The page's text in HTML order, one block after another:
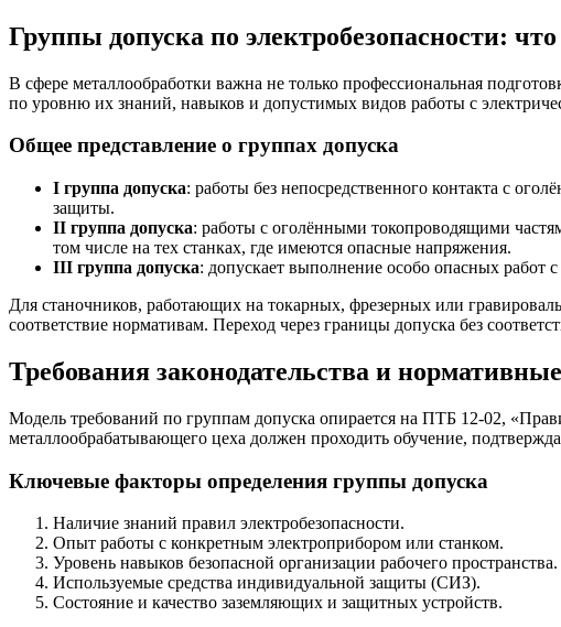
Группы допуска по электробезопасности:
В сфере металлообработки важна не только профессиональная
по уровню их знаний, навыков и допустимых видов работы с
Общее представление о группах допуска
I группа допуска: работы без непосредственного контакта с
защиты.
II группа допуска: работы с оголёнными токопроводящими
том числе на тех станках, где имеются опасные напряжения.
III группа допуска: допускает выполнение особо опасных
Для станочников, работающих на токарных, фрезерных или
соответствие нормативам. Переход через границы допуска без
Требования законодательства и
Модель требований по группам допуска опирается на ПТБ 12-02,
металлообрабатывающего цеха должен проходить обучение,
Ключевые факторы определения группы допуска
Наличие знаний правил электробезопасности.
Опыт работы с конкретным электроприбором или станком.
Уровень навыков безопасной организации рабочего пространства.
Используемые средства индивидуальной защиты (СИЗ).
Состояние и качество заземляющих и защитных устройств.